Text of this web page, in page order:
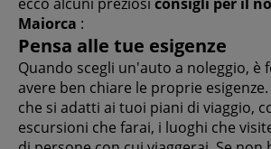
Maiorca :
Pensa alle tue esigenze
Quando scegli un'auto a noleggio, è
avere ben chiare le proprie
che si adatti ai tuoi piani di viaggio,
escursioni che farai, i luoghi che